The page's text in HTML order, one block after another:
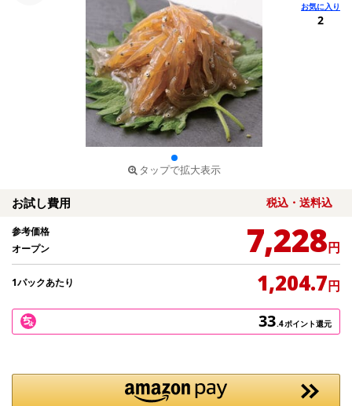
タップで拡大表示
2
お試し費用 税込・送料込
参考価格
オープン
7,228円
1パックあたり 1,204.7円
33.4ポイント還元